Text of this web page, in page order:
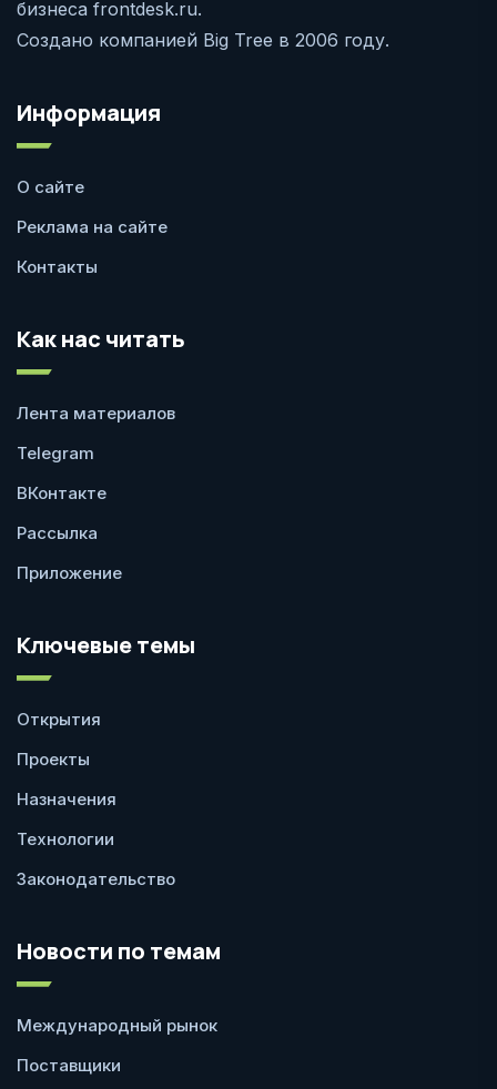
бизнеса frontdesk.ru.
Создано компанией Big Tree в 2006 году.
Информация
О сайте
Реклама на сайте
Контакты
Как нас читать
Лента материалов
Telegram
ВКонтакте
Рассылка
Приложение
Ключевые темы
Открытия
Проекты
Назначения
Технологии
Законодательство
Новости по темам
Международный рынок
Поставщики